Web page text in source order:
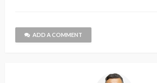
ADD A COMMENT